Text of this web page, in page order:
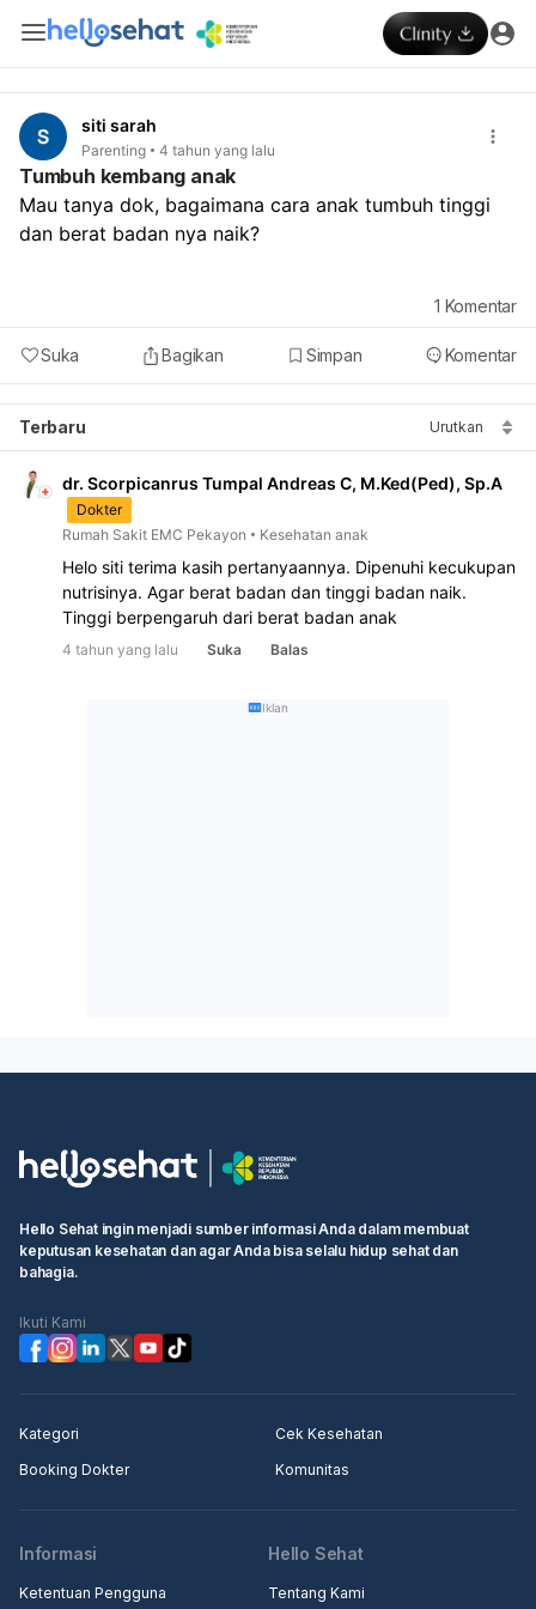
siti sarah
Parenting 4 tahun yang lalu
Tumbuh kembang anak
Mau tanya dok, bagaimana cara anak tumbuh tinggi
dan berat badan nya naik?
Suka Bagikan Simpan Komentar
1 Komentar
Terbaru Urutkan
dr. Scorpicanrus Tumpal Andreas C, M.Ked(Ped), Sp.A
Dokter
Rumah Sakit EMC Pekayon
Kesehatan anak
Helo siti terima kasih pertanyaannya. Dipenuhi kecukupan
nutrisinya. Agar berat badan dan tinggi badan naik.
Tinggi berpengaruh dari berat badan anak
4 tahun yang lalu Suka Balas
Iklan
Hello Sehat ingin menjadi sumber informasi Anda dalam membuat
keputusan kesehatan dan agar Anda bisa selalu hidup sehat dan
bahagia.
Ikuti Kami
Kategori
Cek Kesehatan
Booking Dokter
Komunitas
Informasi
Ketentuan Pengguna
Hello Sehat
Tentang Kami